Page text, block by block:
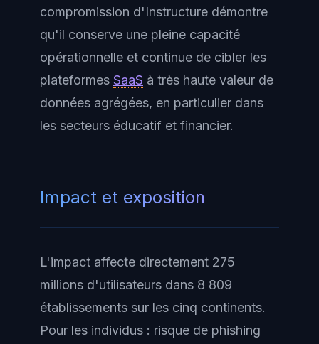
compromission d'Instructure démontre
qu'il conserve une pleine capacité
opérationnelle et continue de cibler les
plateformes SaaS à très haute valeur de
données agrégées, en particulier dans
les secteurs éducatif et financier.
Impact et exposition
L'impact affecte directement 275
millions d'utilisateurs dans 8 809
établissements sur les cinq continents.
Pour les individus : risque de phishing